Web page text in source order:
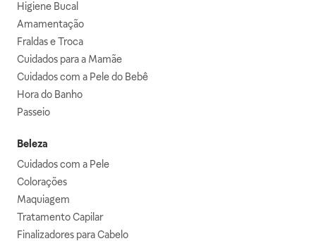
Higiene Bucal
Amamentação
Fraldas e Troca
Cuidados para a Mamãe
Cuidados com a Pele do Bebê
Hora do Banho
Passeio
Beleza
Cuidados com a Pele
Colorações
Maquiagem
Tratamento Capilar
Finalizadores para Cabelo